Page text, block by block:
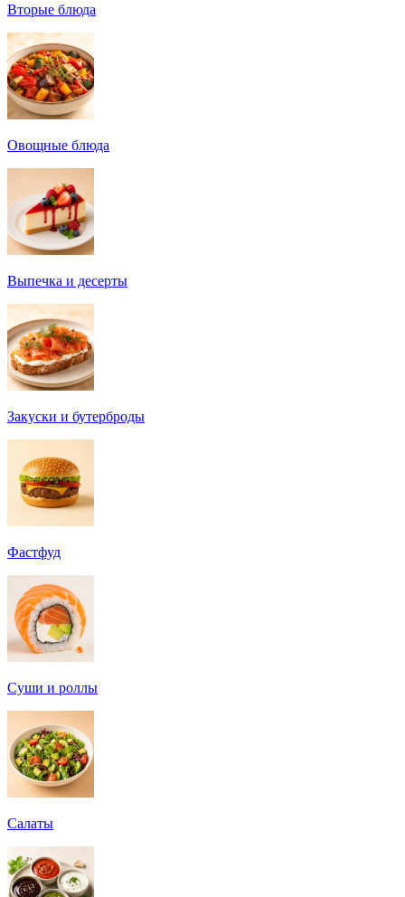
Вторые блюда
Овощные блюда
Выпечка и десерты
Закуски и бутерброды
Фастфуд
Суши и роллы
Салаты